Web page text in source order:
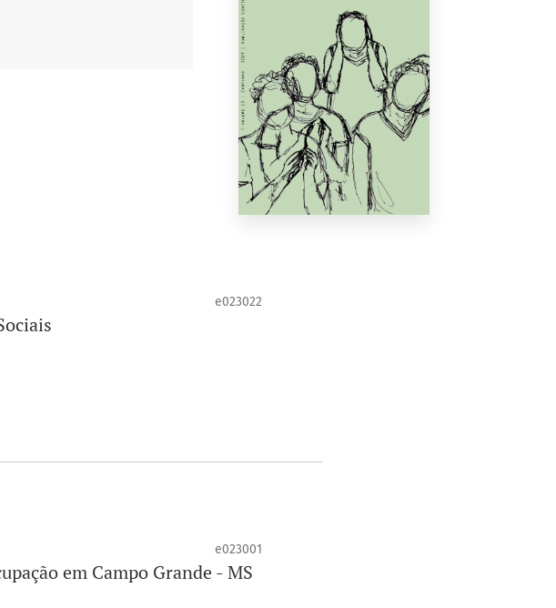
e023022
e023001
em Campo Grande - MS